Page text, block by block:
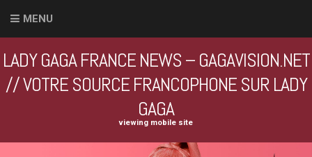
MENU
LADY GAGA FRANCE NEWS – GAGAVISION.NET
// VOTRE SOURCE FRANCOPHONE SUR LADY
GAGA
viewing mobile site